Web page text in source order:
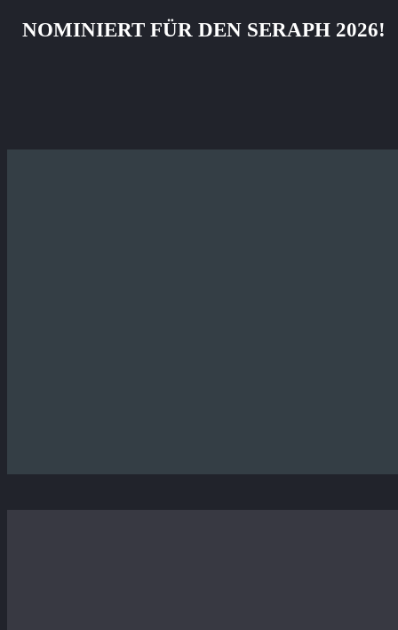
NOMINIERT FÜR DEN SERAPH 2026!